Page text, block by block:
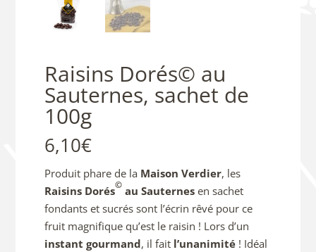
Raisins Dorés© au
Sauternes, sachet de
100g
6,10€
Produit phare de la Maison Verdier, les
Raisins Dorés© au Sauternesen sachet
fondants et sucrés sont l’écrin rêvé pour ce
fruit magnifique qu’est le raisin ! Lors d’un
instant gourmand, il fait l’unanimité! Idéal